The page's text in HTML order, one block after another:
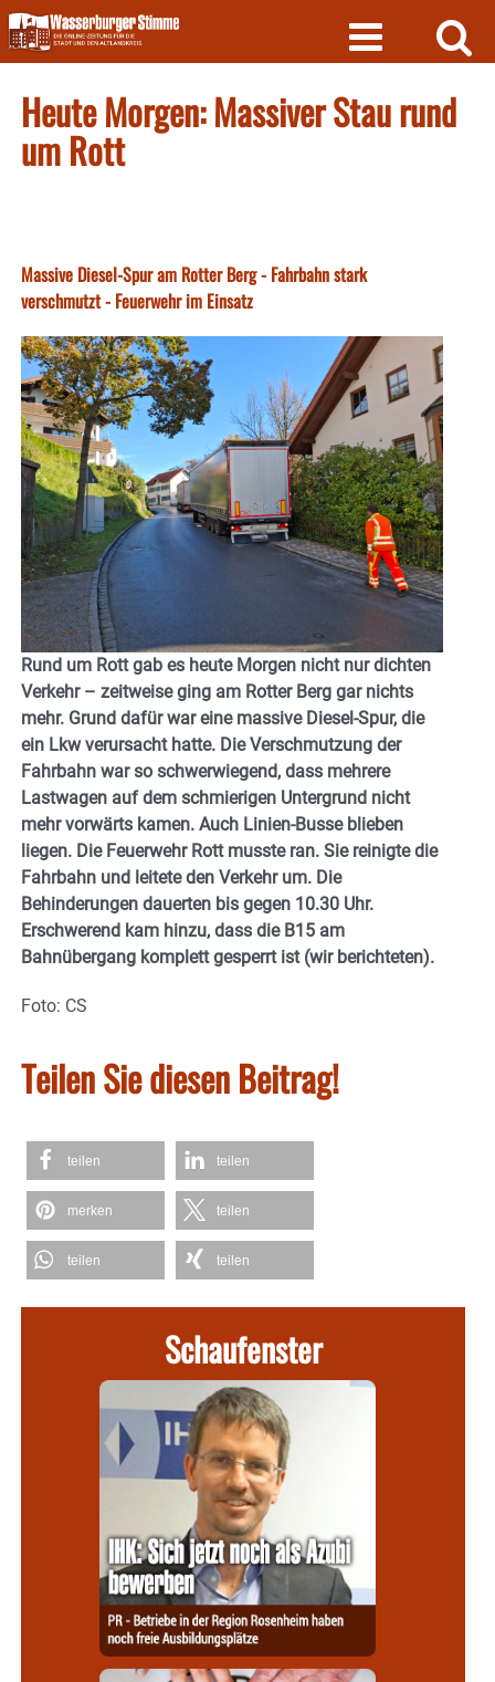
Skip
to
content
Heute Morgen: Massiver Stau rund
um Rott
Massive Diesel-Spur am Rotter Berg - Fahrbahn stark
verschmutzt - Feuerwehr im Einsatz
Rund um Rott gab es heute Morgen nicht nur dichten
Verkehr – zeitweise ging am Rotter Berg gar nichts
mehr. Grund dafür war eine massive Diesel-Spur, die
ein Lkw verursacht hatte. Die Verschmutzung der
Fahrbahn war so schwerwiegend, dass mehrere
Lastwagen auf dem schmierigen Untergrund nicht
mehr vorwärts kamen. Auch Linien-Busse blieben
liegen. Die Feuerwehr Rott musste ran. Sie reinigte die
Fahrbahn und leitete den Verkehr um. Die
Behinderungen dauerten bis gegen 10.30 Uhr.
Erschwerend kam hinzu, dass die B15 am
Bahnübergang komplett gesperrt ist (wir berichteten).
Foto: CS
Teilen Sie diesen Beitrag!
teilen teilen
merken teilen
teilen teilen
Schaufenster